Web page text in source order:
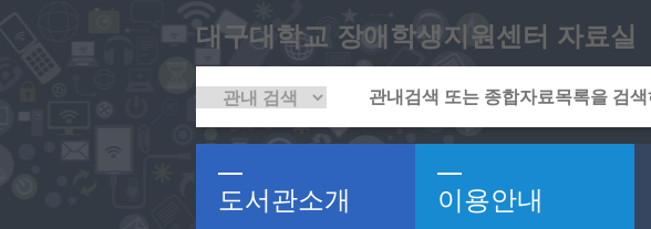
대구대학교 장애학생지원센터 자료실
도서관소개 이용안내